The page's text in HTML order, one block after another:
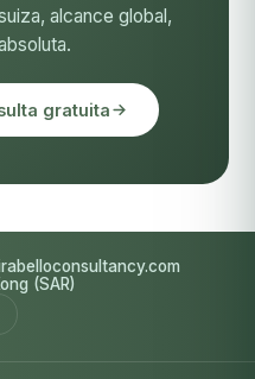
alcance global,
gratuita
(SAR)